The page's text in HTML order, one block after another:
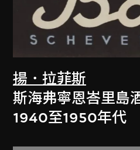
揚．拉菲斯
斯海弗寧恩峇里島
1940至1950年代